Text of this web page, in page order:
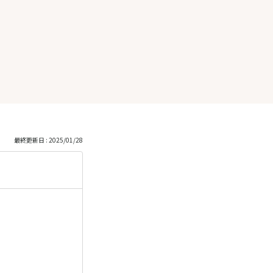
最終更新日 : 2025/01/28